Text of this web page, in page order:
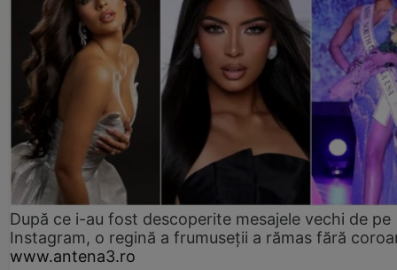
După ce i-au fost descoperite mesajele vechi de pe
Instagram, o regină a frumuseții a rămas fără
www.antena3.ro